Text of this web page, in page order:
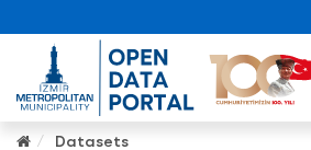
Datasets